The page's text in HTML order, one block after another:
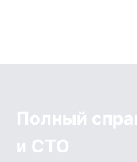
Полный
и СТО